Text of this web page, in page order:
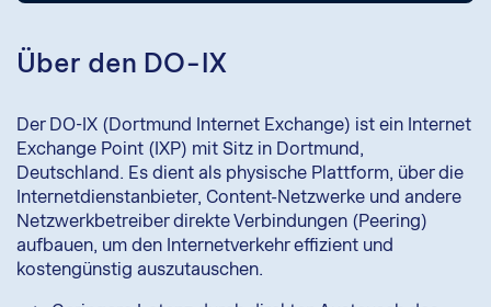
Über den DO-IX
Der DO-IX (Dortmund Internet Exchange) ist ein Internet
Exchange Point (IXP) mit Sitz in Dortmund,
Deutschland. Es dient als physische Plattform, über die
Internetdienstanbieter, Content-Netzwerke und andere
Netzwerkbetreiber direkte Verbindungen (Peering)
aufbauen, um den Internetverkehr effizient und
kostengünstig auszutauschen.